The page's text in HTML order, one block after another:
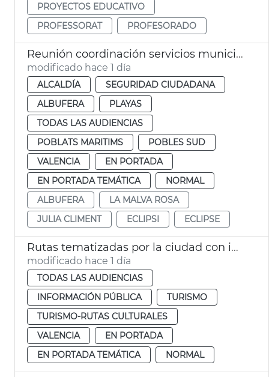
PROYECTOS EDUCATIVO
PROFESSORAT
PROFESORADO
Reunión coordinación servicios municipales eclipse València
modificado hace 1 día
ALCALDÍA
SEGURIDAD CIUDADANA
ALBUFERA
PLAYAS
TODAS LAS AUDIENCIAS
POBLATS MARITIMS
POBLES SUD
VALENCIA
EN PORTADA
EN PORTADA TEMÁTICA
NORMAL
ALBUFERA
LA MALVA ROSA
JULIA CLIMENT
ECLIPSI ECLIPSE
Rutas tematizadas por la ciudad con intérprete de lengua de signos
modificado hace 1 día
TODAS LAS AUDIENCIAS
INFORMACIÓN PÚBLICA
TURISMO
TURISMO-RUTAS CULTURALES
VALENCIA
EN PORTADA
EN PORTADA TEMÁTICA
NORMAL